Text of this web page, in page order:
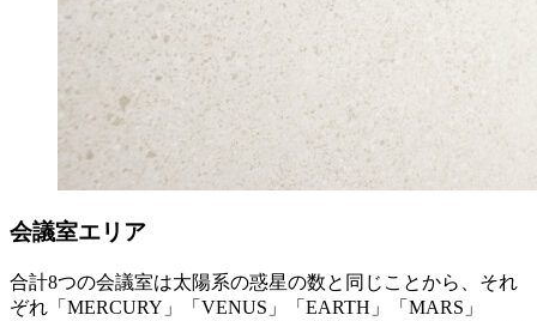
会議室エリア
合計8つの会議室は太陽系の惑星の数と同じことから、それ
ぞれ「MERCURY」「VENUS」「EARTH」「MARS」